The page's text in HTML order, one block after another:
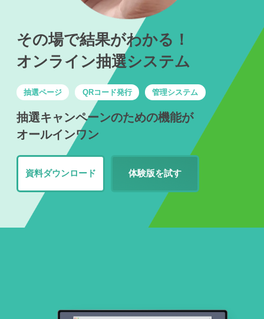
その場で結果がわかる！
オンライン抽選システム
抽選ページ QRコード発行 管理システム
抽選キャンペーンのための機能が
オールインワン
資料ダウンロード 体験版を試す